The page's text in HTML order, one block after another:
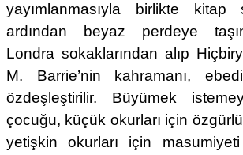
yayımlanmasıyla birlikte kitap
ardından beyaz perdeye
Londra sokaklarından alıp
M. Barrie’nin kahramanı,
özdeşleştirilir. Büyümek
çocuğu, küçük okurları için
yetişkin okurları için